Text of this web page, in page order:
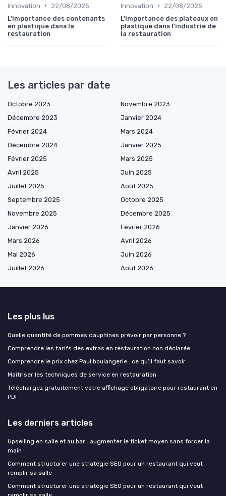
Innovation •
22/08/2025
L'importance des contenants
en plastique dans la
restauration
Innovation •
22/08/2025
L'importance des plateaux en
plastique dans l'industrie de
la restauration
Les articles par date
Octobre 2023
Novembre 2023
Décembre 2023
Janvier 2024
Février 2024
Mars 2024
Décembre 2024
Janvier 2025
Février 2025
Mars 2025
Avril 2025
Juin 2025
Juillet 2025
Août 2025
Septembre 2025
Octobre 2025
Novembre 2025
Décembre 2025
Janvier 2026
Février 2026
Mars 2026
Avril 2026
Mai 2026
Juin 2026
Juillet 2026
Août 2026
Les plus lus
Quelle quantité de pommes dauphines prévoir par personne ?
Comprendre les tarifs des extras en restauration non déclarée
Comprendre le prix chez Paul boulangerie : ce qu’il faut savoir
Maîtriser les techniques de service en restauration
Téléchargez gratuitement votre affichage obligatoire pour restaurant en
PDF
Les derniers articles
Upselling en salle et au bar : augmenter le ticket moyen sans forcer la
main
Comment structurer une stratégie SEO pour un restaurant qui veut
remplir sa salle
Comment structurer une stratégie SEO pour un restaurant qui veut